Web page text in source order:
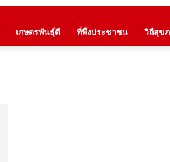
เกษตรพันธุ์ดี ที่พึ่งประชาชน วิถีสุข